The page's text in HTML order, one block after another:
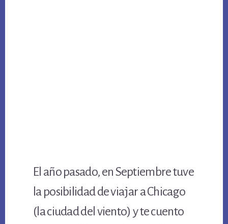
El año pasado, en Septiembre tuve
la posibilidad de viajar a Chicago
(la ciudad del viento) y te cuento